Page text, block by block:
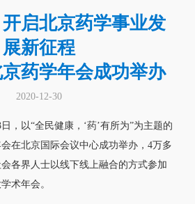
启北京药学事业发
展新征程
药学年会成功举办
2020-12-30
，以“全民健康，‘药’有所为”为主题的
在北京国际会议中心成功举办，4万多
各界人士以线下线上融合的方式参加
术年会。